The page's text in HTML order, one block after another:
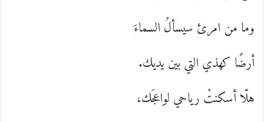
وما من امرئ سيسألُ السماءَ
أرضًا كهذي التي بين يديك.
هلّا أسكنتْ رياحي لواعجَك،